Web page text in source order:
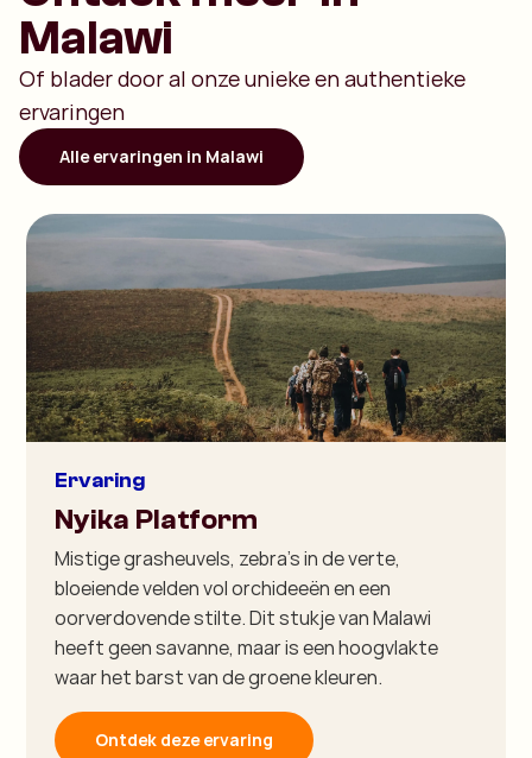
Malawi
Of blader door al onze unieke en authentieke
ervaringen
Alle ervaringen in Malawi
Ervaring
Nyika Platform
Mistige grasheuvels, zebra’s in de verte,
bloeiende velden vol orchideeën en een
oorverdovende stilte. Dit stukje van Malawi
heeft geen savanne, maar is een hoogvlakte
waar het barst van de groene kleuren.
Ontdek deze ervaring